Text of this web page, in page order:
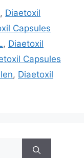
, Diaetoxil
Capsules
, Diaetoxil
Capsules
, Diaetoxil